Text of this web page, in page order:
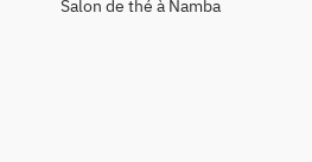
Salon de thé à Namba